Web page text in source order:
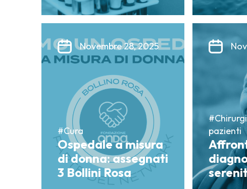
Novembre 28, 2025
#Cura
Ospedale a misura
di donna: assegnati
3 Bollini Rosa
pazienti